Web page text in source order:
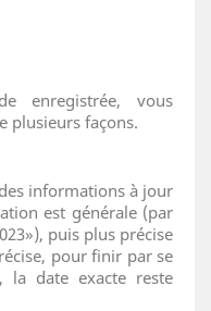
enregistrée, vous
plusieurs façons.
informations à jour
est générale (par
puis plus précise
pour finir par se
date exacte reste